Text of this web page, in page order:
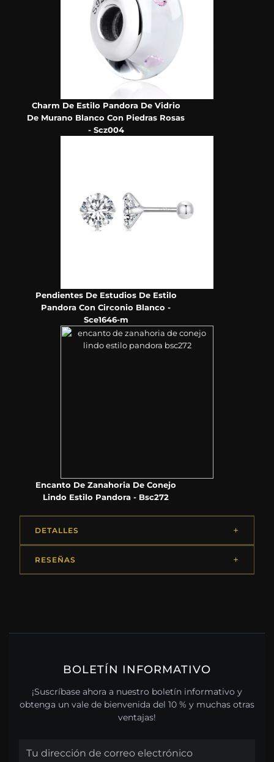
Charm De Estilo Pandora De Vidrio
De Murano Blanco Con Piedras Rosas
- Scz004
Pendientes De Estudios De Estilo
Pandora Con Circonio Blanco -
Sce1646-m
Encanto De Zanahoria De Conejo
Lindo Estilo Pandora - Bsc272
DETALLES
RESEÑAS
BOLETÍN INFORMATIVO
¡Suscríbase ahora a nuestro boletín informativo y
obtenga un vale de bienvenida del 10 % y muchas otras
ventajas!